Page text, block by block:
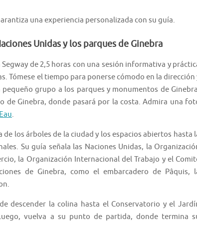
una experiencia personalizada con su guía.
Unidas y los parques de Ginebra
de 2,5 horas con una sesión informativa y
Tómese el tiempo para ponerse cómodo en la dirección
grupo a los parques y monumentos de
de Ginebra, donde pasará por la costa. Admira una
.
los árboles de la ciudad y los espacios abiertos hasta
Su guía señala las Naciones Unidas, la
la Organización Internacional del Trabajo y el
de Ginebra, como el embarcadero de Pâquis,
descender la colina hasta el Conservatorio y el
vuelva a su punto de partida, donde termina